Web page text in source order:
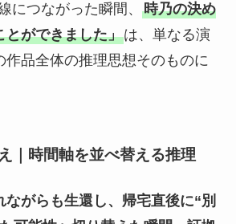
つながった瞬間、 時乃の決め
とができました」は、単なる演
作品全体の推理思想そのものに
｜時間軸を並べ替える推理
がらも生還し、帰宅直後に“別